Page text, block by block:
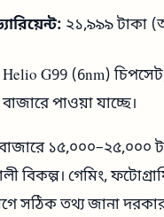
২১,৯৯৯ টাকা
G99 (6nm)
পাওয়া যাচ্ছে।
১৫,০০০–২৫,০০০
বিকল্প। গেমিং,
সঠিক তথ্য জানা